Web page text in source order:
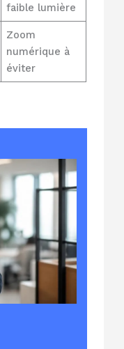
faible lumière
Zoom
numérique à
éviter